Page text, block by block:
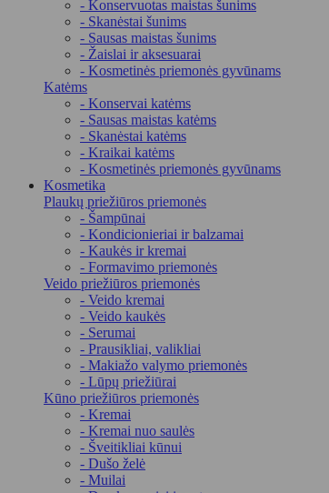
- Konservuotas maistas šunims
- Skanėstai šunims
- Sausas maistas šunims
- Žaislai ir aksesuarai
- Kosmetinės priemonės gyvūnams
Katėms
- Konservai katėms
- Sausas maistas katėms
- Skanėstai katėms
- Kraikai katėms
- Kosmetinės priemonės gyvūnams
Kosmetika
Plaukų priežiūros priemonės
- Šampūnai
- Kondicionieriai ir balzamai
- Kaukės ir kremai
- Formavimo priemonės
Veido priežiūros priemonės
- Veido kremai
- Veido kaukės
- Serumai
- Prausikliai, valikliai
- Makiažo valymo priemonės
- Lūpų priežiūrai
Kūno priežiūros priemonės
- Kremai
- Kremai nuo saulės
- Šveitikliai kūnui
- Dušo želė
- Muilai